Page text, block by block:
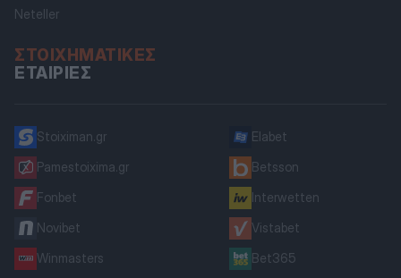
Neteller
ΣΤΟΙΧΗΜΑΤΙΚΈΣ
ΕΤΑΙΡΊΕΣ
Stoiximan.gr
Pamestoixima.gr
Fonbet
Novibet
Winmasters
Elabet
Betsson
Interwetten
Vistabet
Bet365